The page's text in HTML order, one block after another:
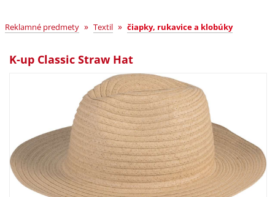
Reklamné predmety » Textil » čiapky, rukavice a klobúky
K-up Classic Straw Hat